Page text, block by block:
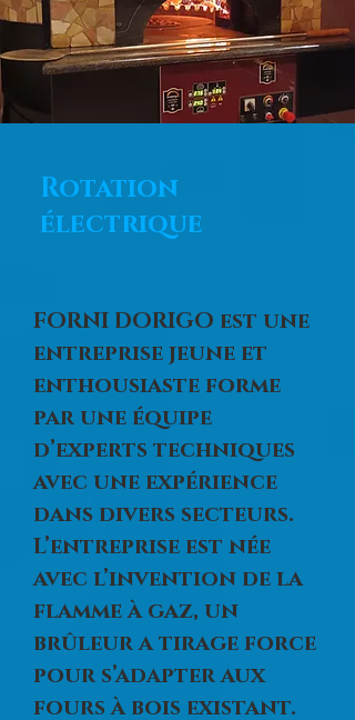
Rotation
électrique
FORNI DORIGO est une
entreprise jeune et
enthousiaste forme
par une équipe
d’experts techniques
avec une expérience
dans divers secteurs.
L’entreprise est née
avec l’invention de la
flamme à gaz, un
brûleur a tirage force
pour s’adapter aux
fours à bois existant.